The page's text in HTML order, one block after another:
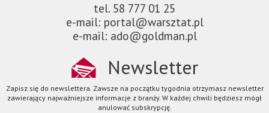
tel. 58 777 01 25
e-mail: portal@warsztat.pl
e-mail: ado@goldman.pl
Newsletter
Zapisz się do newslettera. Zawsze na początku tygodnia otrzymasz newsletter
zawierający najważniejsze informacje z branży. W każdej chwili będziesz mógł
anulować subskrypcję.